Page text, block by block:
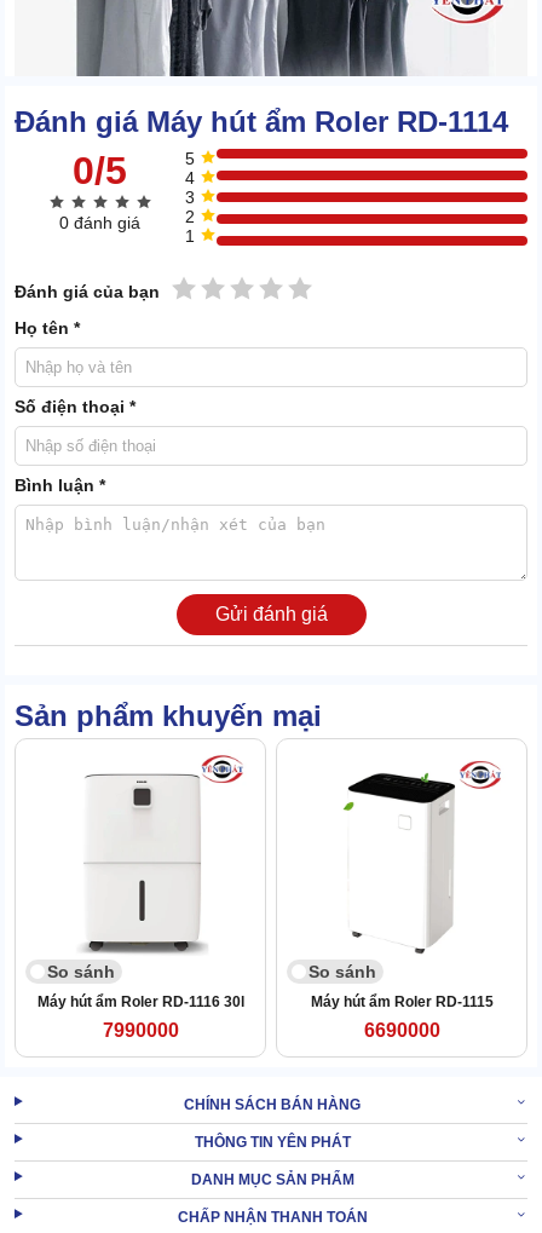
Bình chứa nước lớn kết hợp đồng hồ đo nước bên
ngoài
suất hút ẩm của máy là 18l/24h. Vậy nên, mỗi ngày bạn chỉ cần xả
Từ đó, tránh được tình trạng tràn nước gây chập cháy linh kiện.
Nếu không muốn phải theo dõi máy để xả thải đúng chu kỳ, bạn có
thể dùng ống xả trực tiếp để dẫn nước ra bên ngoài.
Đánh giá Máy hút ẩm Roler RD-1114
0/5
0 đánh giá
5
4
3
2
1
Đánh giá của bạn 5 sao
4 sao
3 sao
2 sao
1 sao
Họ tên *
Số điện thoại *
Bình luận *
Gửi đánh giá
Sản phẩm khuyến mại
So sánh
Máy hút ẩm Roler RD-1116 30l
7990000
So sánh
Máy hút ẩm Roler RD-1115
6690000
CHÍNH SÁCH BÁN HÀNG
THÔNG TIN YÊN PHÁT
DANH MỤC SẢN PHẨM
CHẤP NHẬN THANH TOÁN